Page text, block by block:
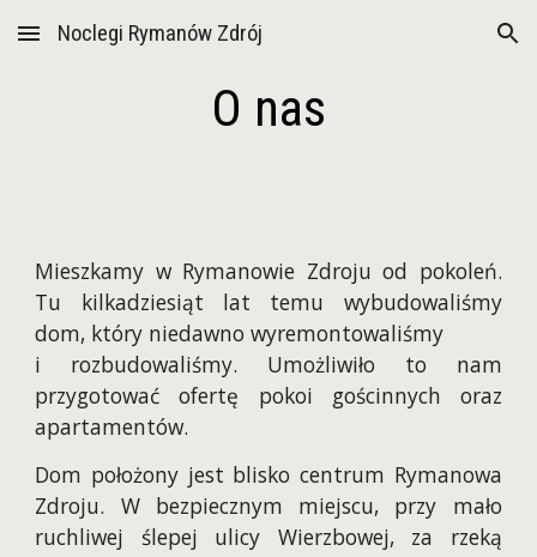
Skip to main content Skip to navigation
Noclegi Rymanów Zdrój
O nas
Mieszkamy w Rymanowie Zdroju od pokoleń.
Tu kilkadziesiąt lat temu wybudowaliśmy
dom, który niedawno wyremontowaliśmy
i rozbudowaliśmy. Umożliwiło to nam
przygotować ofertę pokoi gościnnych oraz
apartamentów.
Dom położony jest blisko centrum Rymanowa
Zdroju. W bezpiecznym miejscu, przy mało
ruchliwej ślepej ulicy Wierzbowej, za rzeką